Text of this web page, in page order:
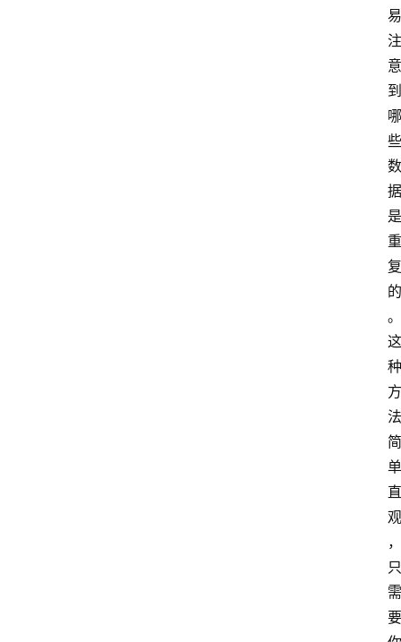
易
注
意
到
哪
些
数
据
是
重
复
的
。
这
种
方
法
简
单
直
观
，
只
需
要